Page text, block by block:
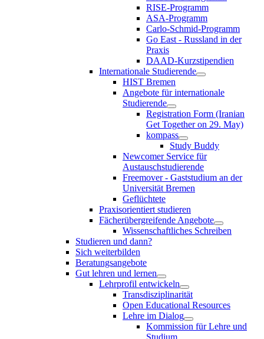
RISE-Programm
ASA-Programm
Carlo-Schmid-Programm
Go East - Russland in der
Praxis
DAAD-Kurzstipendien
Internationale Studierende
HIST Bremen
Angebote für internationale
Studierende
Registration Form (Iranian
Get Together on 29. May)
kompass
Study Buddy
Newcomer Service für
Austauschstudierende
Freemover - Gaststudium an der
Universität Bremen
Geflüchtete
Praxisorientiert studieren
Fächerübergreifende Angebote
Wissenschaftliches Schreiben
Studieren und dann?
Sich weiterbilden
Beratungsangebote
Gut lehren und lernen
Lehrprofil entwickeln
Transdisziplinarität
Open Educational Resources
Lehre im Dialog
Kommission für Lehre und
Studium